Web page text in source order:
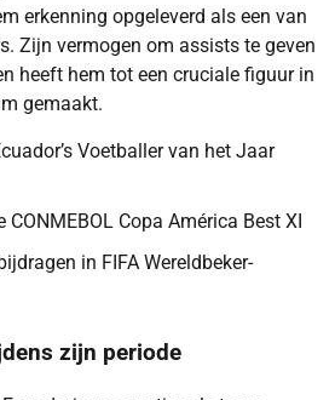
erkenning opgeleverd als een van
Zijn vermogen om assists te geven
heeft hem tot een cruciale figuur in
gemaakt.
Voetballer van het Jaar
CONMEBOL Copa América Best XI
in FIFA Wereldbeker-
zijn periode